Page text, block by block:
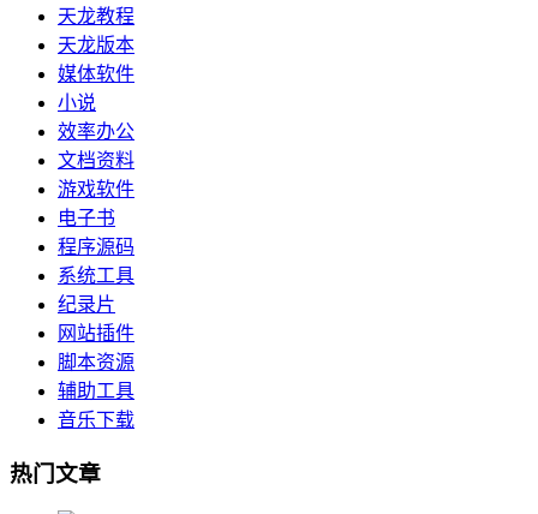
天龙教程
天龙版本
媒体软件
小说
效率办公
文档资料
游戏软件
电子书
程序源码
系统工具
纪录片
网站插件
脚本资源
辅助工具
音乐下载
热门文章